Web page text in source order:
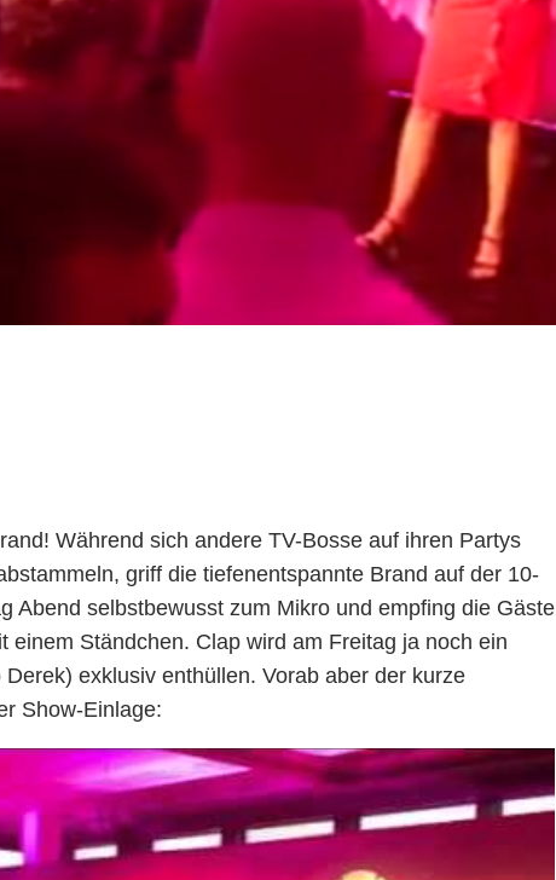
Während sich andere TV-Bosse auf ihren Partys
griff die tiefenentspannte Brand auf der 10-
Abend selbstbewusst zum Mikro und empfing die Gäste
einem Ständchen. Clap wird am Freitag ja noch ein
Derek) exklusiv enthüllen. Vorab aber der kurze
Show-Einlage: